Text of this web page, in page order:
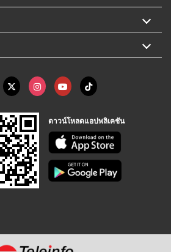
ดาวน์โหลดแอปพลิเคชัน